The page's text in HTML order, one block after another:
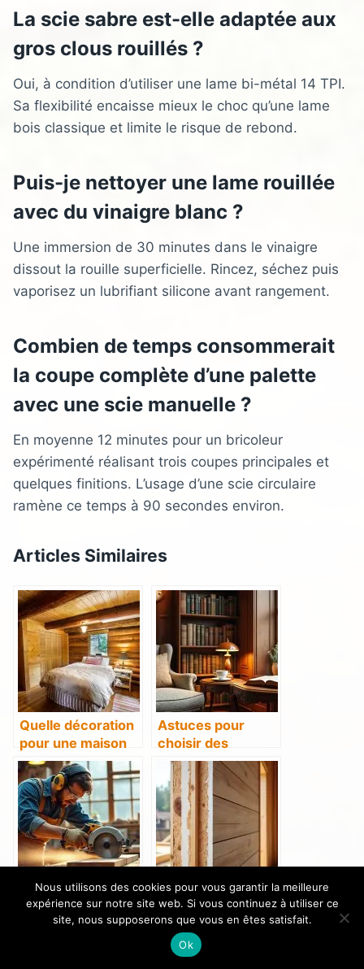
La scie sabre est-elle adaptée aux
gros clous rouillés ?
Oui, à condition d’utiliser une lame bi-métal 14 TPI.
Sa flexibilité encaisse mieux le choc qu’une lame
bois classique et limite le risque de rebond.
Puis-je nettoyer une lame rouillée
avec du vinaigre blanc ?
Une immersion de 30 minutes dans le vinaigre
dissout la rouille superficielle. Rincez, séchez puis
vaporisez un lubrifiant silicone avant rangement.
Combien de temps consommerait
la coupe complète d’une palette
avec une scie manuelle ?
En moyenne 12 minutes pour un bricoleur
expérimenté réalisant trois coupes principales et
quelques finitions. L’usage d’une scie circulaire
ramène ce temps à 90 secondes environ.
Articles Similaires
Quelle décoration
pour une maison
de campagne en
bois ?
Astuces pour
choisir des
accessoires en
bois pour
aménager votre
coin bibliothèque
Comment réussir
des coupes
Quelle épaisseur
pour un mur de
refend en
ossature bois ?
Nous utilisons des cookies pour vous garantir la meilleure
expérience sur notre site web. Si vous continuez à utiliser ce
site, nous supposerons que vous en êtes satisfait.
Ok